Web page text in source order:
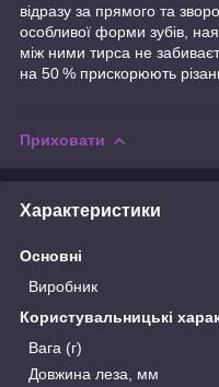
відразу за прямого та
особливої форми зубів,
між ними тирса не
на 50 % прискорюють
Приховати
Характеристики
Основні
Виробник
Користувальницькі
Вага (г)
Довжина леза, мм